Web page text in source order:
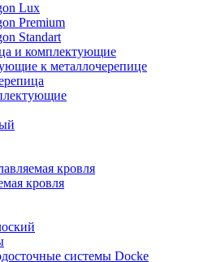
Lux
Premium
Standart
и комплектующие
к металлочерепице
кровля
кровля
системы Docke